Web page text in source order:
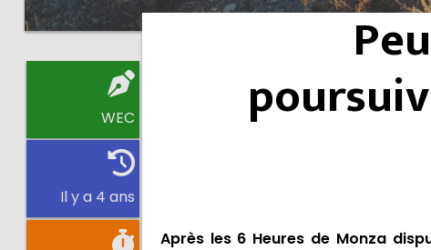
WEC
Il y a 4 ans
Après les 6 Heures de Monza